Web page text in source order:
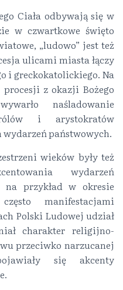
Ciała odbywają się w
w czwartkowe święto
„ludowo” jest też
ulicami miasta łączy
i greckokatolickiego. Na
z okazji Bożego
naśladowanie
i arystokratów
państwowych.
wieków były też
wydarzeń
przykład w okresie
manifestacjami
Polski Ludowej udział
charakter religijno-
przeciwko narzucanej
się akcenty